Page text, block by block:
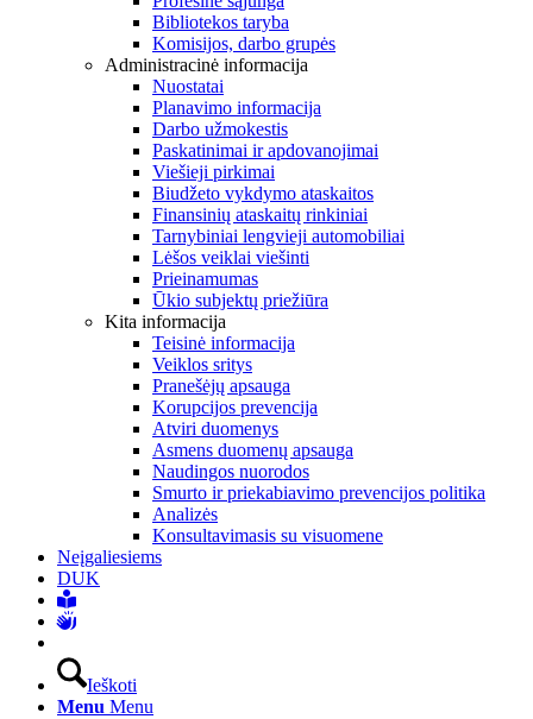
Bibliotekos taryba
Komisijos, darbo grupės
Administracinė informacija
Nuostatai
Planavimo informacija
Darbo užmokestis
Paskatinimai ir apdovanojimai
Viešieji pirkimai
Biudžeto vykdymo ataskaitos
Finansinių ataskaitų rinkiniai
Tarnybiniai lengvieji automobiliai
Lėšos veiklai viešinti
Prieinamumas
Ūkio subjektų priežiūra
Kita informacija
Teisinė informacija
Veiklos sritys
Pranešėjų apsauga
Korupcijos prevencija
Atviri duomenys
Asmens duomenų apsauga
Naudingos nuorodos
Smurto ir priekabiavimo prevencijos politika
Analizės
Konsultavimasis su visuomene
Neįgaliesiems
DUK
Ieškoti
Menu Menu